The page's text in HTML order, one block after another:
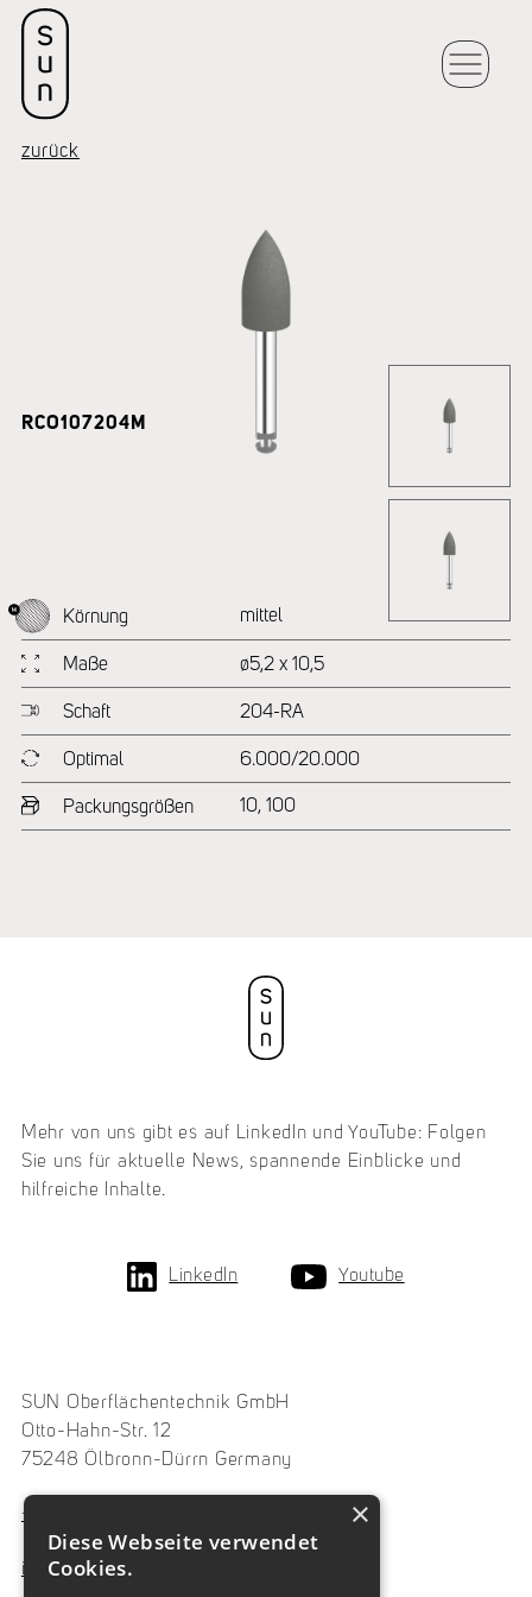
zurück
RCO107204M
Körnung mittel
Maße ø5,2 x 10,5
Schaft 204-RA
Optimal 6.000/20.000
Packungsgrößen 10, 100
SUN Oberflächentechnik GmbH
Otto-Hahn-Str. 12
75248 Ölbronn-Dürrn Germany
+49 7237 486330
info@sungmbh.de
Mehr von uns gibt es auf LinkedIn und YouTube: Folgen
Sie uns für aktuelle News, spannende Einblicke und
hilfreiche Inhalte.
LinkedIn Youtube
×
Diese Webseite verwendet
Cookies.